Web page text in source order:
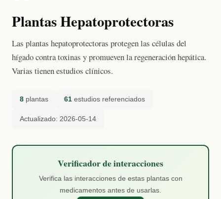
Plantas Hepatoprotectoras
Las plantas hepatoprotectoras protegen las células del
hígado contra toxinas y promueven la regeneración hepática.
Varias tienen estudios clínicos.
8 plantas 61 estudios referenciados
Actualizado: 2026-05-14
Verificador de interacciones
Verifica las interacciones de estas plantas con
medicamentos antes de usarlas.